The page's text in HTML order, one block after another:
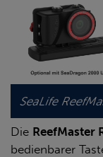
SeaLife
Die ReefMaster
bedienbarer